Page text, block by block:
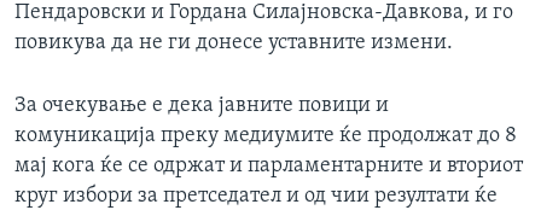
Пендаровски и Гордана Силајновска-Давкова, и го
повикува да не ги донесе уставните измени.
За очекување е дека јавните повици и
комуникација преку медиумите ќе продолжат до 8
мај кога ќе се одржат и парламентарните и вториот
круг избори за претседател и од чии резултати ќе